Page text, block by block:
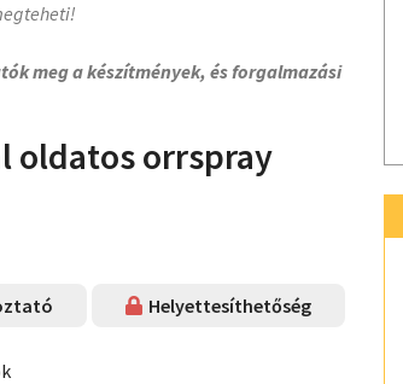
meg a készítmények, és forgalmazási
oldatos orrspray
Helyettesíthetőség